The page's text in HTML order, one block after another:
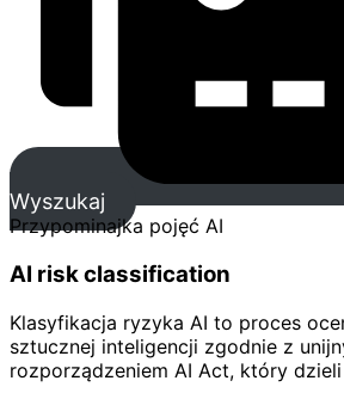
Wyszukaj
Przypominajka pojęć AI
AI risk classification
Klasyfikacja ryzyka AI to proces
sztucznej inteligencji zgodnie z
rozporządzeniem AI Act, który